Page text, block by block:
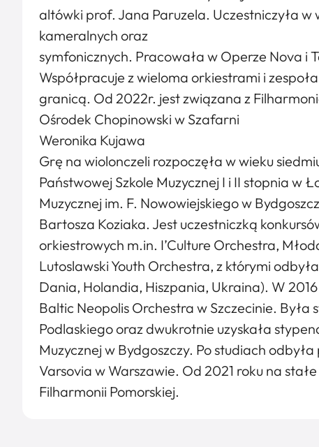
altówki prof. Jana Paruzela. Uczestniczyła w
kameralnych oraz
symfonicznych. Pracowała w Operze Nova i
Współpracuje z wieloma orkiestrami i
granicą. Od 2022r. jest związana z
Ośrodek Chopinowski w Szafarni
Weronika Kujawa
Grę na wiolonczeli rozpoczęła w wieku
Państwowej Szkole Muzycznej I i II stopnia w
Muzycznej im. F. Nowowiejskiego w
Bartosza Koziaka. Jest uczestniczką
orkiestrowych m.in. I’Culture Orchestra,
Lutoslawski Youth Orchestra, z którymi
Dania, Holandia, Hiszpania, Ukraina). W
Baltic Neopolis Orchestra w Szczecinie.
Podlaskiego oraz dwukrotnie uzyskała
Muzycznej w Bydgoszczy. Po studiach
Varsovia w Warszawie. Od 2021 roku na
Filharmonii Pomorskiej.